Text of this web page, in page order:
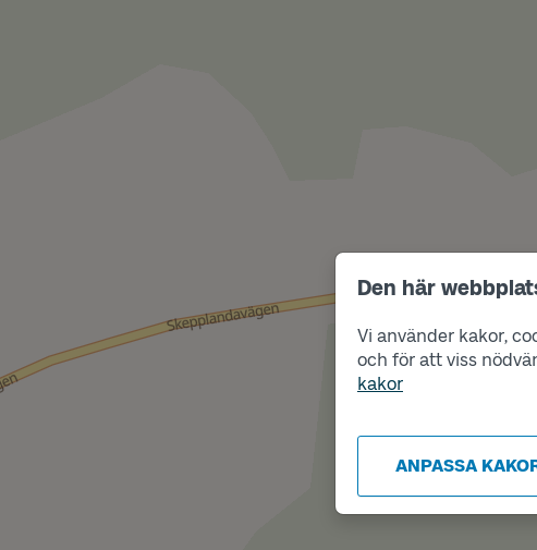
Den här
Vi använder kakor,
och för att viss
kakor
ANPASSA